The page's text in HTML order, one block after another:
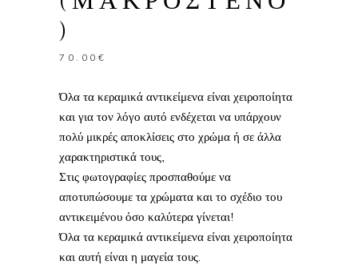
)
70.00 €
Όλα τα κεραμικά αντικείμενα είναι χειροποίητα
και για τον λόγο αυτό ενδέχεται να υπάρχουν
πολύ μικρές αποκλίσεις στο χρώμα ή σε άλλα
χαρακτηριστικά τους,
Στις φωτογραφίες προσπαθούμε να
αποτυπώσουμε τα χρώματα και το σχέδιο του
αντικειμένου όσο καλύτερα γίνεται!
Όλα τα κεραμικά αντικείμενα είναι χειροποίητα
και αυτή είναι η μαγεία τους.